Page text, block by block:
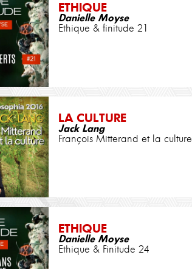
ETHIQUE
Danielle Moyse
Ethique & finitude 21
LA CULTURE
Jack Lang
François Mitterand et la culture
ETHIQUE
Danielle Moyse
Ethique & Finitude 24